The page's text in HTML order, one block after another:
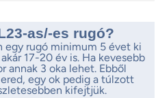
as/-es rugó?
egy rugó minimum 5 évet ki
17-20 év is. Ha kevesebb
annak 3 oka lehet. Ebből
egy ok pedig a túlzott
kifejtjük.